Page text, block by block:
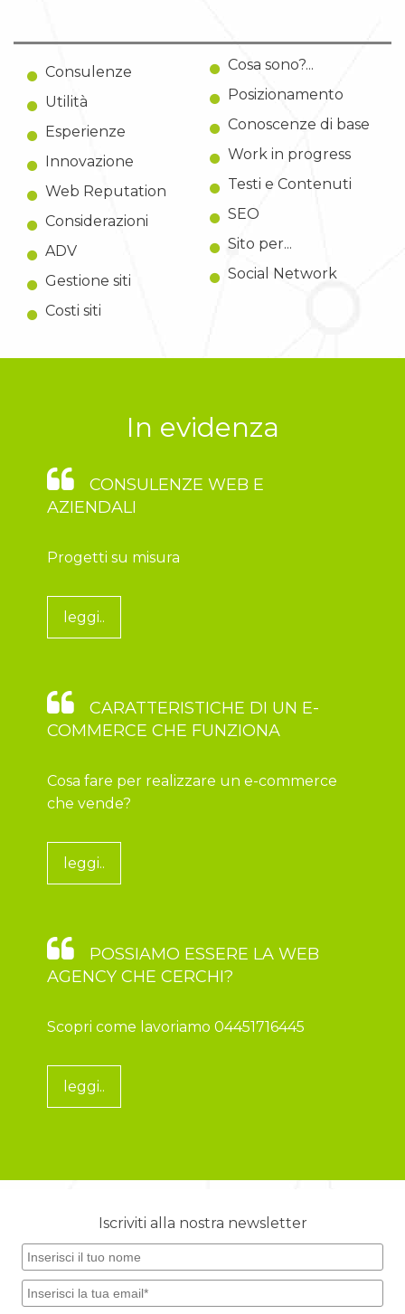
Consulenze
Utilità
Esperienze
Innovazione
Web Reputation
Considerazioni
ADV
Gestione siti
Costi siti
Cosa sono?...
Posizionamento
Conoscenze di base
Work in progress
Testi e Contenuti
SEO
Sito per...
Social Network
In evidenza
CONSULENZE WEB E
AZIENDALI
Progetti su misura
leggi..
CARATTERISTICHE DI UN E-
COMMERCE CHE FUNZIONA
Cosa fare per realizzare un e-commerce
che vende?
leggi..
POSSIAMO ESSERE LA WEB
AGENCY CHE CERCHI?
Scopri come lavoriamo 04451716445
leggi..
Iscriviti alla nostra newsletter